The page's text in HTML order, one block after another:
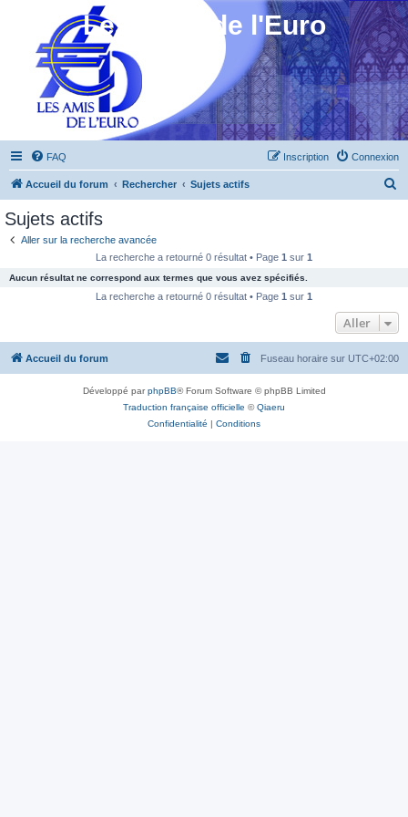
Les Amis de l'Euro
FAQ Connexion
Inscription
Accueil du forum Rechercher Sujets actifs
c
e
Sujets actifs
Aller sur la recherche avancée
La recherche a retourné 0 résultat • Page 1 sur 1
Aucun résultat ne correspond aux termes que vous avez spécifiés.
La recherche a retourné 0 résultat • Page 1 sur 1
Aller
Accueil du forum Fuseau horaire sur UTC+02:00
Développé parphpBB® Forum Software © phpBB Limited
Traduction française officielle ©Qiaeru
Confidentialité | Conditions